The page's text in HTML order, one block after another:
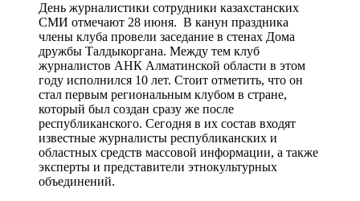
День журналистики сотрудники казахстанских
СМИ отмечают 28 июня. В канун праздника
члены клуба провели заседание в стенах Дома
дружбы Талдыкоргана. Между тем клуб
журналистов АНК Алматинской области в этом
году исполнился 10 лет. Стоит отметить, что он
стал первым региональным клубом в стране,
который был создан сразу же после
республиканского. Сегодня в их состав входят
известные журналисты республиканских и
областных средств массовой информации, а также
эксперты и представители этнокультурных
объединений.